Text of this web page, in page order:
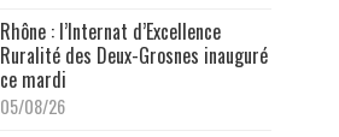
Rhône : l’Internat d’Excellence
Ruralité des Deux-Grosnes inauguré
ce mardi
05/08/26